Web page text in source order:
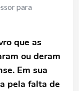
para
que as
ou deram
Em sua
pela falta de